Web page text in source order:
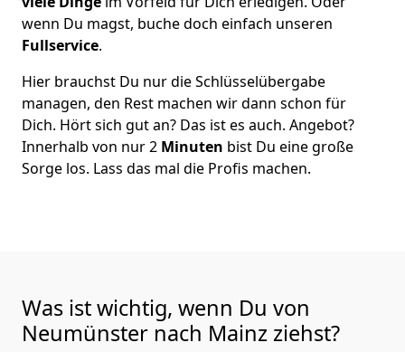
wenn Du magst, buche doch einfach unseren
Fullservice.
Hier brauchst Du nur die Schlüsselübergabe
managen, den Rest machen wir dann schon für
Dich. Hört sich gut an? Das ist es auch. Angebot?
Innerhalb von nur 2 Minuten bist Du eine große
Sorge los. Lass das mal die Profis machen.
Was ist wichtig, wenn Du von
Neumünster nach Mainz ziehst?